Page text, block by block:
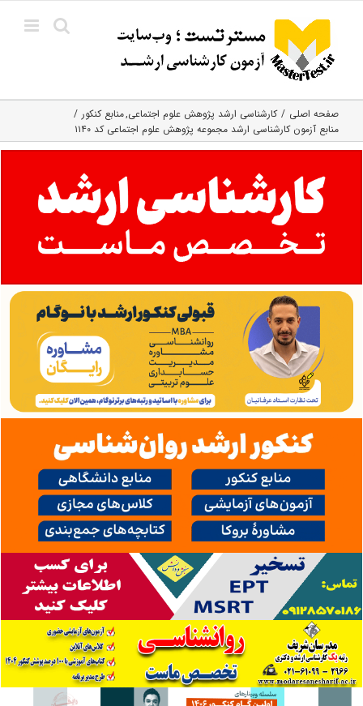
content
صفحه اصلی کارشناسی ارشد پژوهش علوم اجتماعی منابع کنکور
منابع آزمون کارشناسی ارشد مجموعه پژوهش علوم اجتماعی کد ۱۱۴۰